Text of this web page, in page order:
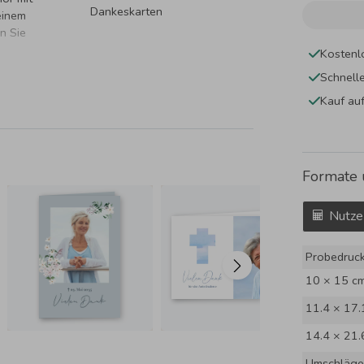
Sie
Dankeskarten
Kauf
Formate
10 × 15
11.4 ×
14.4 ×